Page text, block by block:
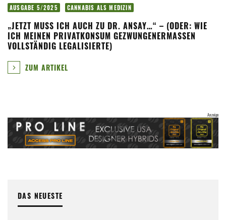
AUSGABE 5/2025 CANNABIS ALS MEDIZIN
„JETZT MUSS ICH AUCH ZU DR. ANSAY…“ – (ODER: WIE
ICH MEINEN PRIVATKONSUM GEZWUNGENERMASSEN V
OLLSTÄNDIG LEGALISIERTE)
ZUM ARTIKEL
DAS NEUESTE